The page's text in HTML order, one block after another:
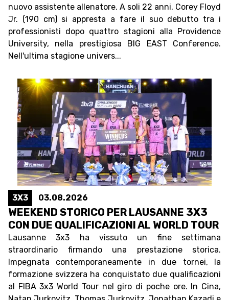
nuovo assistente allenatore. A soli 22 anni, Corey Floyd
Jr. (190 cm) si appresta a fare il suo debutto tra i
professionisti dopo quattro stagioni alla Providence
University, nella prestigiosa BIG EAST Conference.
Nell'ultima stagione univers...
3X3 03.08.2026
WEEKEND STORICO PER LAUSANNE 3X3
CON DUE QUALIFICAZIONI AL WORLD TOUR
Lausanne 3x3 ha vissuto un fine settimana
straordinario firmando una prestazione storica.
Impegnata contemporaneamente in due tornei, la
formazione svizzera ha conquistato due qualificazioni
al FIBA 3x3 World Tour nel giro di poche ore. In Cina,